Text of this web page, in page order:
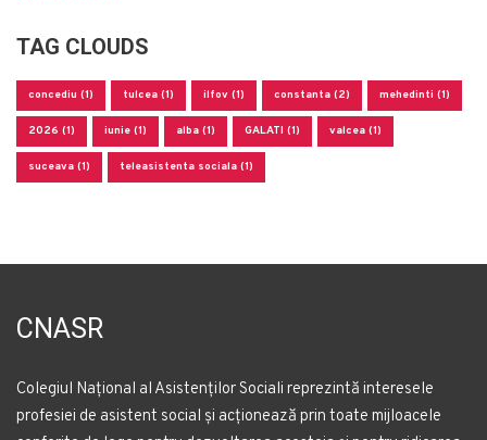
TAG CLOUDS
concediu (1) tulcea (1) ilfov (1) constanta (2) mehedinti (1)
2026 (1) iunie (1) alba (1) GALATI (1) valcea (1)
suceava (1) teleasistenta sociala (1)
CNASR
Colegiul Național al Asistenților Sociali reprezintă interesele
profesiei de asistent social și acționează prin toate mijloacele